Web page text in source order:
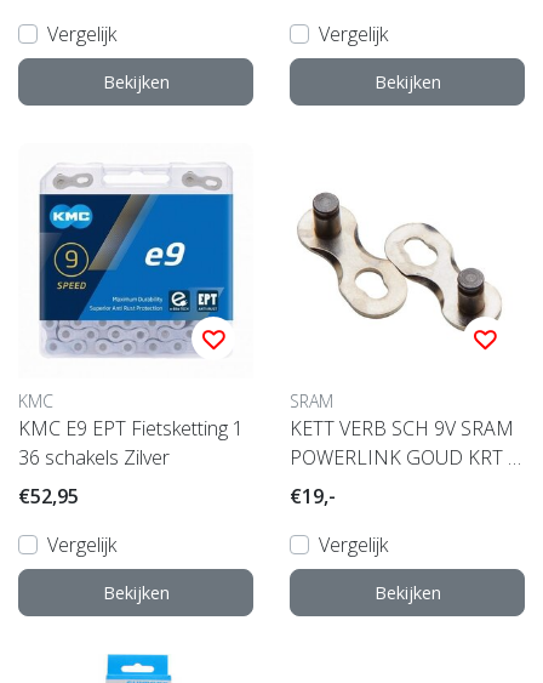
Vergelijk
Bekijken
Vergelijk
Bekijken
KMC
KMC E9 EPT Fietsketting 1
36 schakels Zilver
€52,95
Vergelijk
Bekijken
SRAM
KETT VERB SCH 9V SRAM
POWERLINK GOUD KRT A
4
€19,-
Vergelijk
Bekijken